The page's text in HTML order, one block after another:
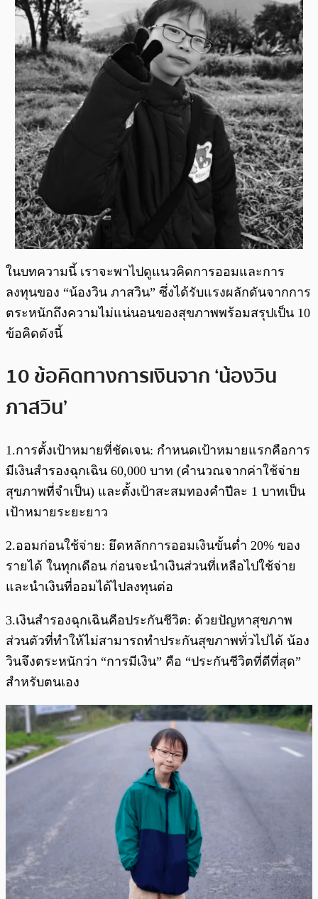
ในบทความนี้ เราจะพาไปดูแนวคิดการออมและการ
ลงทุนของ “น้องวิน ภาสวิน” ซึ่งได้รับแรงผลักดันจากการ
ตระหนักถึงความไม่แน่นอนของสุขภาพพร้อมสรุปเป็น 10
ข้อคิดดังนี้
10 ข้อคิดทางการเงินจาก ‘น้องวิน
ภาสวิน’
1.การตั้งเป้าหมายที่ชัดเจน: กำหนดเป้าหมายแรกคือการ
มีเงินสำรองฉุกเฉิน 60,000 บาท (คำนวณจากค่าใช้จ่าย
สุขภาพที่จำเป็น) และตั้งเป้าสะสมทองคำปีละ 1 บาทเป็น
เป้าหมายระยะยาว
2.ออมก่อนใช้จ่าย: ยึดหลักการออมเงินขั้นต่ำ 20% ของ
รายได้ ในทุกเดือน ก่อนจะนำเงินส่วนที่เหลือไปใช้จ่าย
และนำเงินที่ออมได้ไปลงทุนต่อ
3.เงินสำรองฉุกเฉินคือประกันชีวิต: ด้วยปัญหาสุขภาพ
ส่วนตัวที่ทำให้ไม่สามารถทำประกันสุขภาพทั่วไปได้ น้อง
วินจึงตระหนักว่า “การมีเงิน” คือ “ประกันชีวิตที่ดีที่สุด”
สำหรับตนเอง